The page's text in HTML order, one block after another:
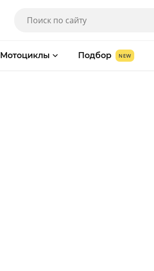
Мотоциклы Подбор